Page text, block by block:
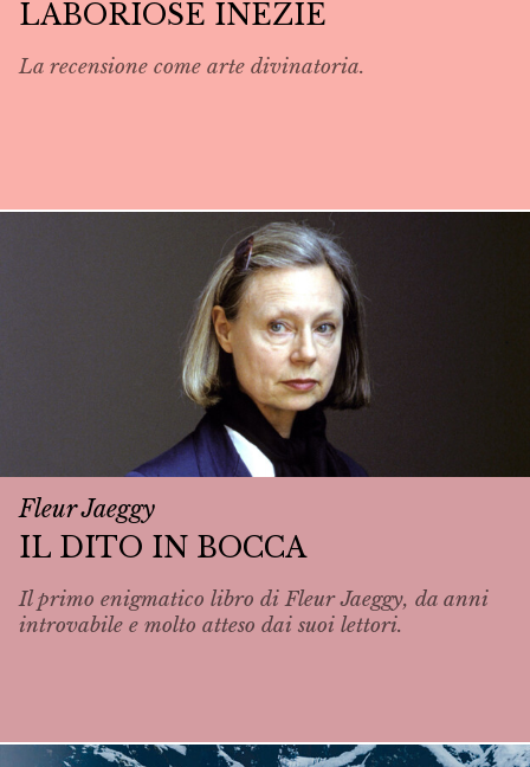
LABORIOSE INEZIE
La recensione come arte divinatoria.
Fleur Jaeggy
IL DITO IN BOCCA
Il primo enigmatico libro di Fleur Jaeggy, da anni
introvabile e molto atteso dai suoi lettori.